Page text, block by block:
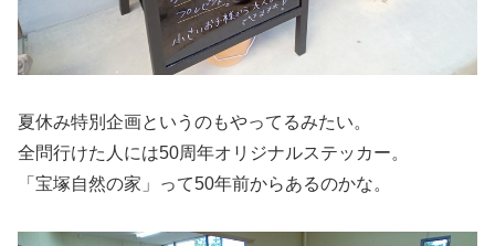
夏休み特別企画というのもやってるみたい。
全問行けた人には50周年オリジナルステッカー。
「宝塚自然の家」って50年前からあるのかな。